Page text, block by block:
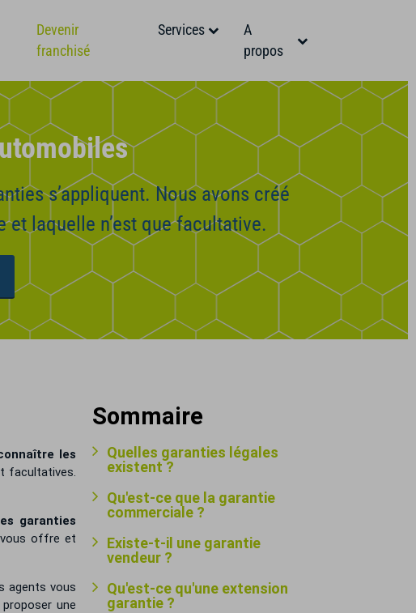
Devenir
franchisé
Services
A
propos
s’appliquent. Nous avons créé
laquelle n’est que facultative.
les
facultatives.
garanties
vous offre et
agents vous
une
Sommaire
Quelles garanties légales
existent ?
Qu'est-ce que la garantie
commerciale ?
Existe-t-il une garantie
vendeur ?
Qu'est-ce qu'une extension
garantie ?